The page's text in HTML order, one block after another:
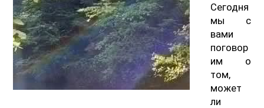
Сегодня
мы с
вами
поговор
им о
том,
может
ли